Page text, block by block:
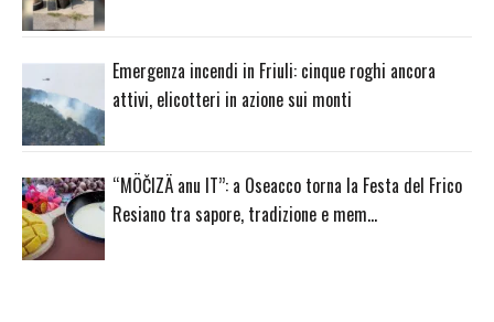
Emergenza incendi in Friuli: cinque roghi ancora
attivi, elicotteri in azione sui monti
“MÖČIZÄ anu IT”: a Oseacco torna la Festa del Frico
Resiano tra sapore, tradizione e mem…